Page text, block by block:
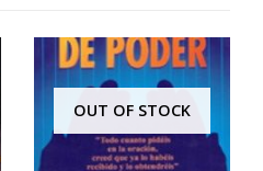
OUT OF STOCK